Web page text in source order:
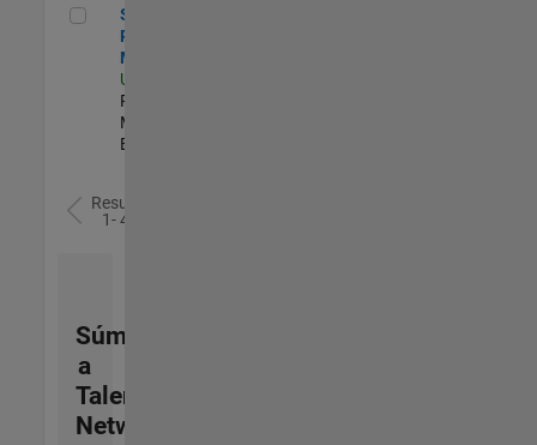
Senior Program Manager
Senior
Program
Manager
US-MA-Natick
Program
Management |
Experimentado
Resultados
1- 4 de
Súmese
a
Talent
Network